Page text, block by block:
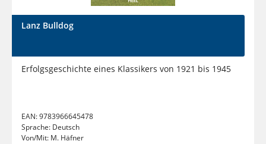
Lanz Bulldog
Erfolgsgeschichte eines Klassikers von 1921 bis 1945
EAN:9783966645478
Sprache: Deutsch
Von/Mit: M. Häfner